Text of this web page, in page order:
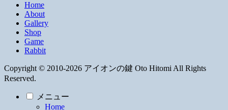
Home
About
Gallery
Shop
Game
Rabbit
Copyright © 2010-2026 アイオンの鍵 Oto Hitomi All Rights
Reserved.
メニュー
Home